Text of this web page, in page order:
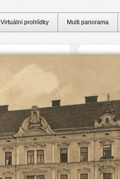
Virtuální prohlídky Multi panorama